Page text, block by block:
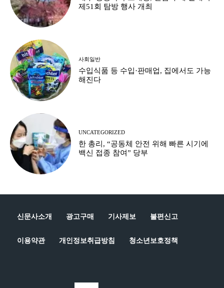
제51회 탐방 행사 개최
사회일반
수입식품 등 수입·판매업, 집에서도 가능
해진다
UNCATEGORIZED
한 총리, “공동체 안전 위해 빠른 시기에
백신 접종 참여” 당부
신문사소개 광고구매 기사제보 불편신고
이용약관 개인정보취급방침 청소년보호정책